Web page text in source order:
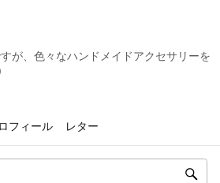
が、色々なハンドメイドアクセサリーを
フィール レター